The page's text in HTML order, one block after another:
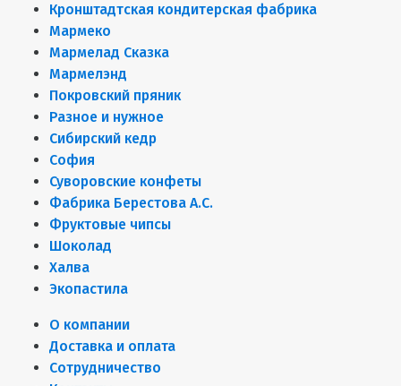
Кронштадтская кондитерская фабрика
Мармеко
Мармелад Сказка
Мармелэнд
Покровский пряник
Разное и нужное
Сибирский кедр
София
Суворовские конфеты
Фабрика Берестова А.С.
Фруктовые чипсы
Шоколад
Халва
Экопастила
О компании
Доставка и оплата
Сотрудничество